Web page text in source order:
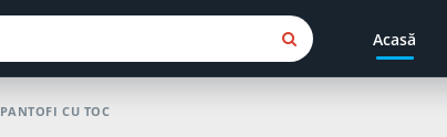
Acasă
PANTOFI CU TOC